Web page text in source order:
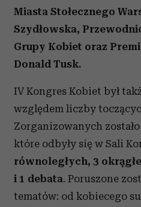
Miasta Stołecznego
Szydłowska,
Grupy Kobiet oraz
Donald Tusk.
IV Kongres Kobiet był
względem liczby
Zorganizowanych zostało
które odbyły się w Sali
równoległych, 3
i 1 debata. Poruszone
tematów: od kobiecego